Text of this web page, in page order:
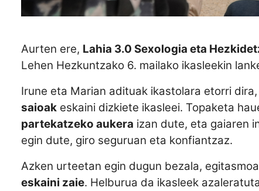
Aurten ere, Lahia 3.0 Sexologia eta
Lehen Hezkuntzako 6. mailako ikasleekin
Irune eta Marian adituak ikastolara etorri
saioak eskaini dizkiete ikasleei. Topaketa
partekatzeko aukera izan dute, eta gaiaren
egin dute, giro seguruan eta konfiantzaz.
Azken urteetan egin dugun bezala,
eskaini zaie. Helburua da ikasleek